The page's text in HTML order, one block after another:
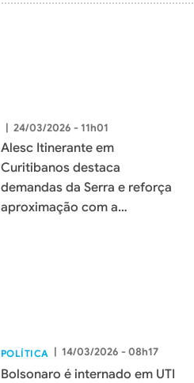
| 24/03/2026 - 11h01
Alesc Itinerante em
Curitibanos destaca
demandas da Serra e reforça
aproximação com a
POLÍTICA | 14/03/2026 - 08h17
Bolsonaro é internado em UTI